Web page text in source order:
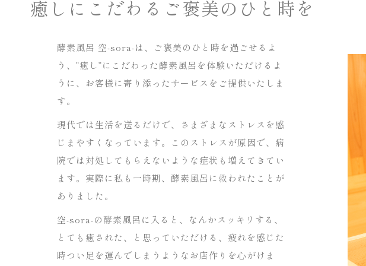
癒しにこだわるご褒美のひと時を
酵素風呂 空-sora-は、ご褒美のひと時を過ごせるよ
う、”癒し”にこだわった酵素風呂を体験いただけるよ
うに、お客様に寄り添ったサービスをご提供いたしま
す。
現代では生活を送るだけで、さまざまなストレスを感
じまやすくなっています。このストレスが原因で、病
院では対処してもらえないような症状も増えてきてい
ます。実際に私も一時期、酵素風呂に救われたことが
ありました。
空-sora-の酵素風呂に入ると、なんかスッキリする、
とても癒された、と思っていただける、疲れを感じた
時つい足を運んでしまうようなお店作りを心がけま